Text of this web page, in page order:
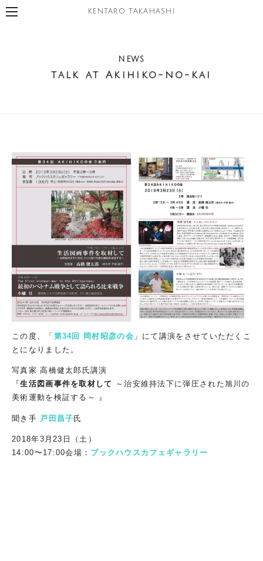
KENTARO TAKAHASHI
NEWS
talk at Akihiko-no-kai
この度、「 第34回 岡村昭彦の会 」にて講演をさせていただくこ
とになりました。
写真家 高橋健太郎氏講演
『生活図画事件を取材して
～治安維持法下に弾圧された旭川の
美術運動を検証する～ 』
聞き手 戸田昌子氏
2018年3月23日（土）
14:00〜17:00会場： ブックハウスカフェギャラリー